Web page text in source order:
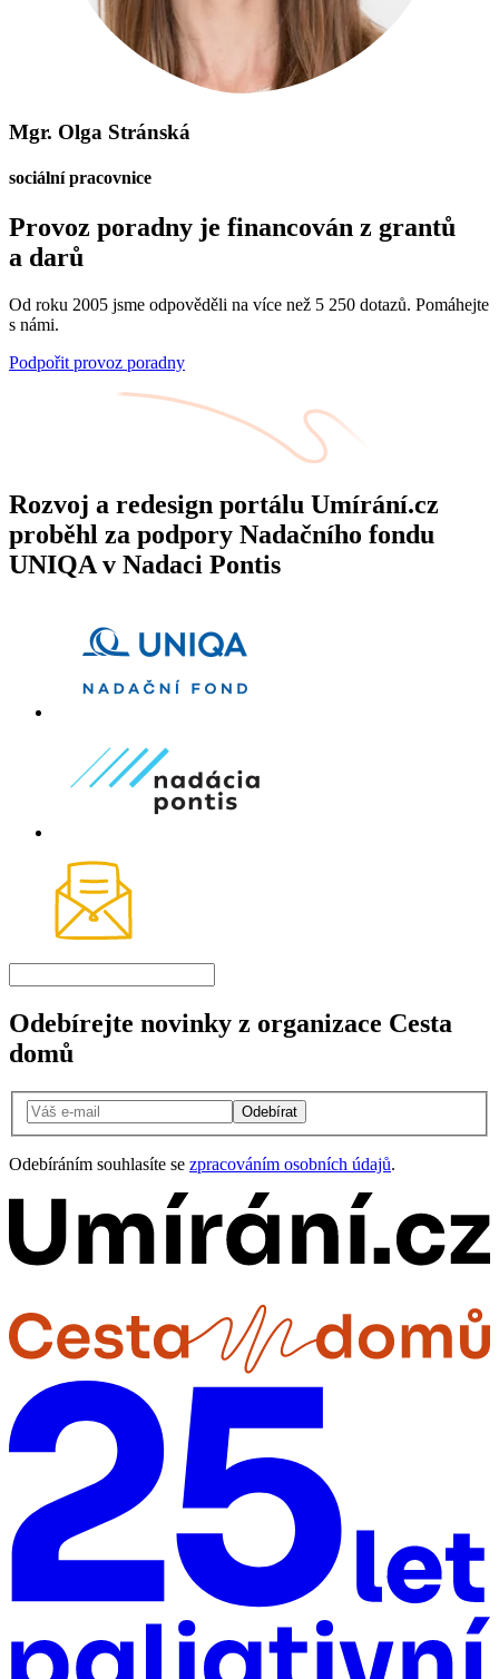
Mgr. Olga Stránská
sociální pracovnice
Provoz poradny je financován z grantů
a darů
Od roku 2005 jsme odpověděli na více než 5 250 dotazů. Pomáhejte
s námi.
Podpořit provoz poradny
Rozvoj a redesign portálu Umírání.cz
proběhl za podpory Nadačního fondu
UNIQA v Nadaci Pontis
Odebírejte novinky z organizace Cesta
domů
Odebírat
Odebíráním souhlasíte se zpracováním osobních údajů.